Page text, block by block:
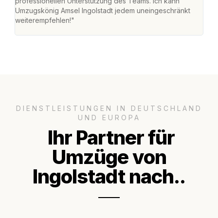
Umzugskönig Amsel Ingolstadt jedem uneingeschränkt
weiterempfehlen!"
DIENSTLEISTUNGEN IN DEUTSCHLAND
UND EUROPA
Ihr Partner für
Umzüge von
Ingolstadt nach..